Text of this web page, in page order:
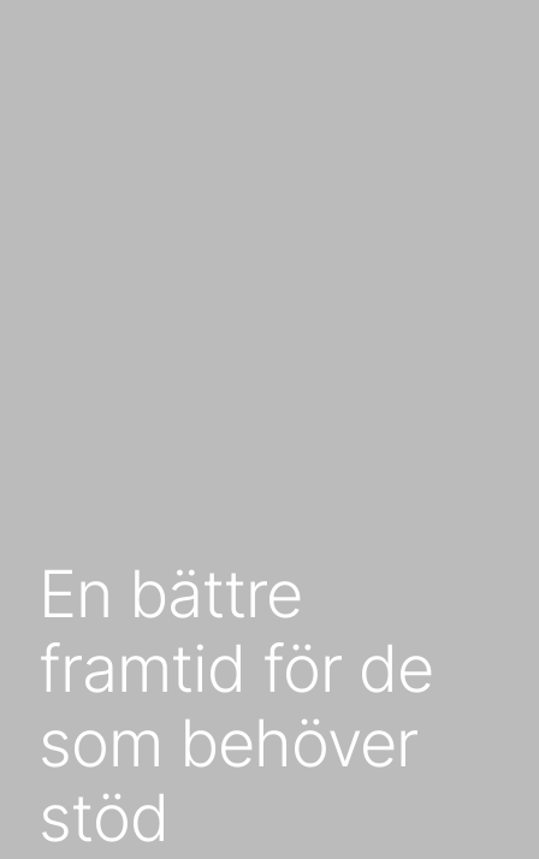
En bättre
framtid för de
som behöver
stöd